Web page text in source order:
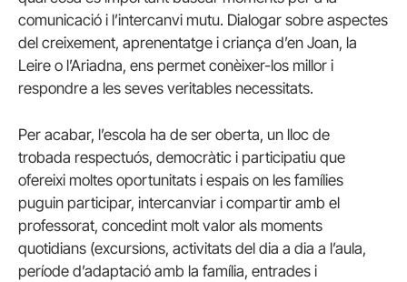
comunicació i l’intercanvi mutu. Dialogar sobre aspectes
del creixement, aprenentatge i criança d’en Joan, la
Leire o l’Ariadna, ens permet conèixer-los millor i
respondre a les seves veritables necessitats.
Per acabar, l’escola ha de ser oberta, un lloc de
trobada respectuós, democràtic i participatiu que
ofereixi moltes oportunitats i espais on les famílies
puguin participar, intercanviar i compartir amb el
professorat, concedint molt valor als moments
quotidians (excursions, activitats del dia a dia a l’aula,
període d’adaptació amb la família, entrades i